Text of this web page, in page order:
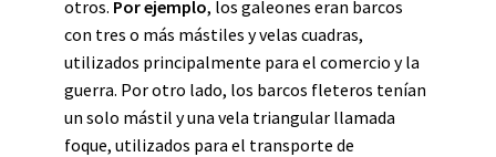
otros. Por ejemplo, los galeones eran barcos
con tres o más mástiles y velas cuadras,
utilizados principalmente para el comercio y la
guerra. Por otro lado, los barcos fleteros tenían
un solo mástil y una vela triangular llamada
foque, utilizados para el transporte de